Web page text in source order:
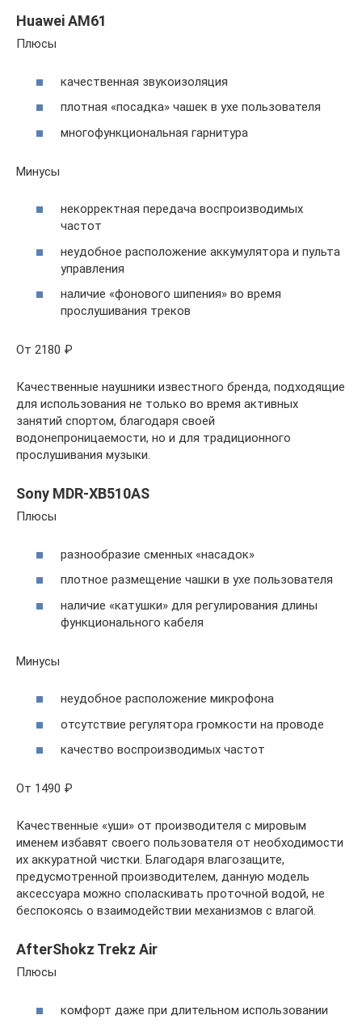
Huawei AM61
Плюсы
качественная звукоизоляция
плотная «посадка» чашек в ухе пользователя
многофункциональная гарнитура
Минусы
некорректная передача воспроизводимых
частот
неудобное расположение аккумулятора и пульта
управления
наличие «фонового шипения» во время
прослушивания треков
От 2180 ₽
Качественные наушники известного бренда, подходящие
для использования не только во время активных
занятий спортом, благодаря своей
водонепроницаемости, но и для традиционного
прослушивания музыки.
Sony MDR-XB510AS
Плюсы
разнообразие сменных «насадок»
плотное размещение чашки в ухе пользователя
наличие «катушки» для регулирования длины
функционального кабеля
Минусы
неудобное расположение микрофона
отсутствие регулятора громкости на проводе
качество воспроизводимых частот
От 1490 ₽
Качественные «уши» от производителя с мировым
именем избавят своего пользователя от необходимости
их аккуратной чистки. Благодаря влагозащите,
предусмотренной производителем, данную модель
аксессуара можно споласкивать проточной водой, не
беспокоясь о взаимодействии механизмов с влагой.
AfterShokz Trekz Air
Плюсы
комфорт даже при длительном использовании